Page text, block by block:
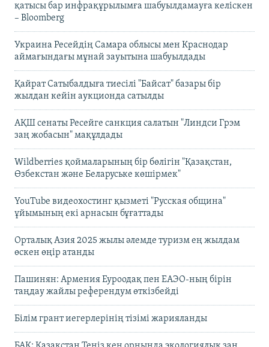
қатысы бар инфрақұрылымға шабуылдамауға келіскен
– Bloomberg
Украина Ресейдің Самара облысы мен Краснодар
аймағындағы мұнай зауытына шабуылдады
Қайрат Сатыбалдыға тиесілі "Байсат" базары бір
жылдан кейін аукционда сатылды
АҚШ сенаты Ресейге санкция салатын "Линдси Грэм
заң жобасын" мақұлдады
Wildberries қоймаларының бір бөлігін "Қазақстан,
Өзбекстан және Беларуське көшірмек"
YouTube видеохостинг қызметі "Русская община"
ұйымының екі арнасын бұғаттады
Орталық Азия 2025 жылы әлемде туризм ең жылдам
өскен өңір атанды
Пашинян: Армения Еуроодақ пен ЕАЭО-ның бірін
таңдау жайлы референдум өткізбейді
Білім грант иегерлерінің тізімі жарияланды